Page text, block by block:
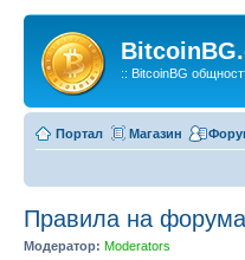
:: BitcoinBG
Портал Магазин
Правила на
Модератор: Moderators